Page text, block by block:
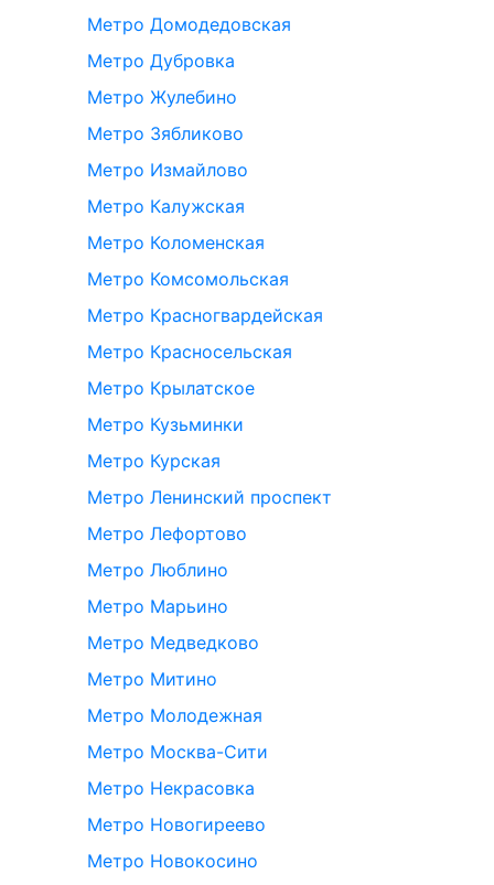
Метро Домодедовская
Метро Дубровка
Метро Жулебино
Метро Зябликово
Метро Измайлово
Метро Калужская
Метро Коломенская
Метро Комсомольская
Метро Красногвардейская
Метро Красносельская
Метро Крылатское
Метро Кузьминки
Метро Курская
Метро Ленинский проспект
Метро Лефортово
Метро Люблино
Метро Марьино
Метро Медведково
Метро Митино
Метро Молодежная
Метро Москва-Сити
Метро Некрасовка
Метро Новогиреево
Метро Новокосино